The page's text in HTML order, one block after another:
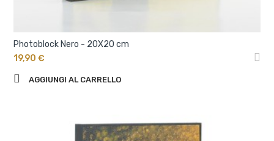
Photoblock Nero - 20X20 cm
19,90 €
AGGIUNGI AL CARRELLO